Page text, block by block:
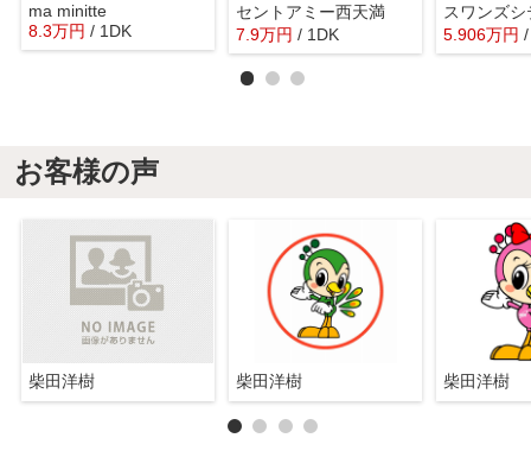
ma minitte
8.3万円 / 1DK
セントアミー西天満
7.9万円 / 1DK
スワンズ
5.906万円
お客様の声
柴田洋樹 柴田洋樹 柴田洋樹